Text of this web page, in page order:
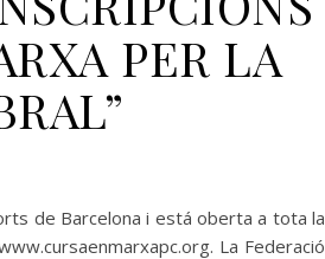
PER LA
de Barcelona i está oberta a tota la
La Federació